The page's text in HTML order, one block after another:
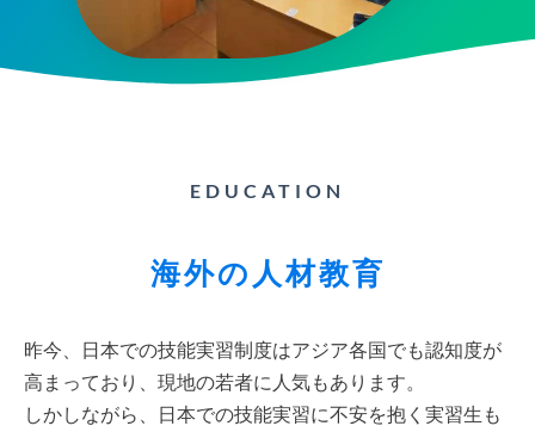
EDUCATION
海外の人材教育
昨今、日本での技能実習制度はアジア各国でも認知度が
高まっており、現地の若者に人気もあります。
しかしながら、日本での技能実習に不安を抱く実習生も